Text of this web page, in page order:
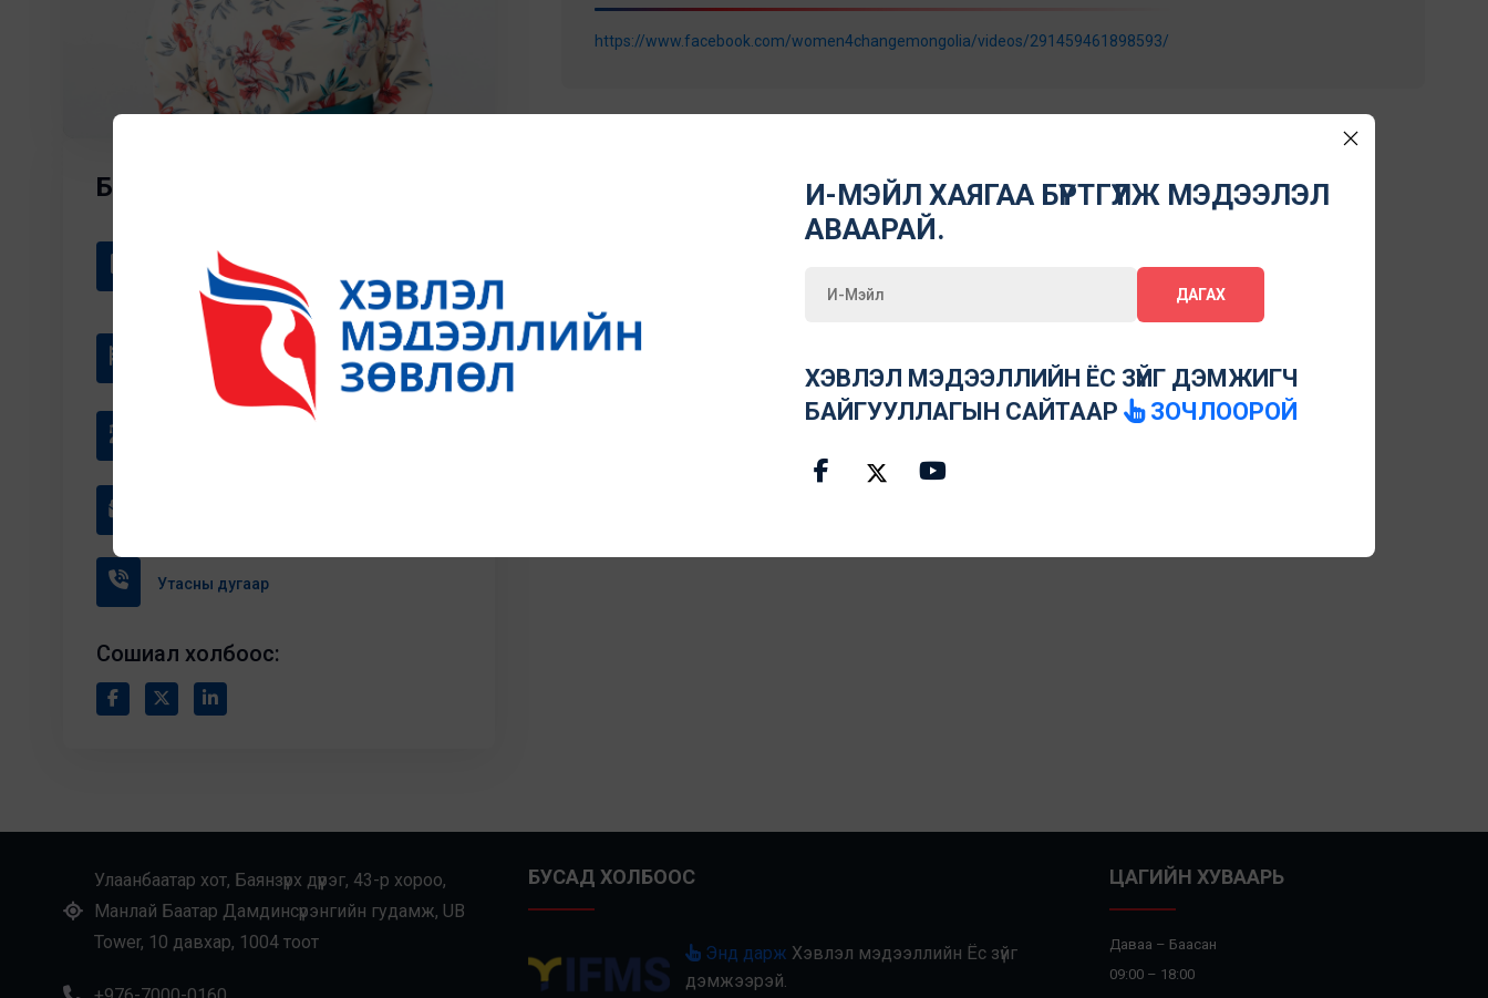
Б ЗОЛЗАЯА
Өөрчлөлтийн төлөөх эмэгтэйчүүд
Албан тушаал
Тэргүүн
Утасны дугаар
Сошиал холбоос:
https://www.facebook.com/women4changemongolia/videos/291459461898593/
И-МЭЙЛ ХАЯГАА БҮРТГҮҮЛЖ МЭДЭЭЛЭЛ
АВААРАЙ.
ДАГАХ
ХЭВЛЭЛ МЭДЭЭЛЛИЙН ЁС ЗҮЙГ ДЭМЖИГЧ
БАЙГУУЛЛАГЫН САЙТААР
ЗОЧЛООРОЙ
Улаанбаатар хот, Баянзүрх дүүрэг, 43-р хороо,
Манлай Баатар Дамдинсүрэнгийн гудамж, UB
Tower, 10 давхар, 1004 тоот
БУСАД ХОЛБООС
Энд дарж Хэвлэл мэдээллийн Ёс зүйг
дэмжээрэй.
ЦАГИЙН ХУВААРЬ
Даваа – Баасан
09:00 – 18:00